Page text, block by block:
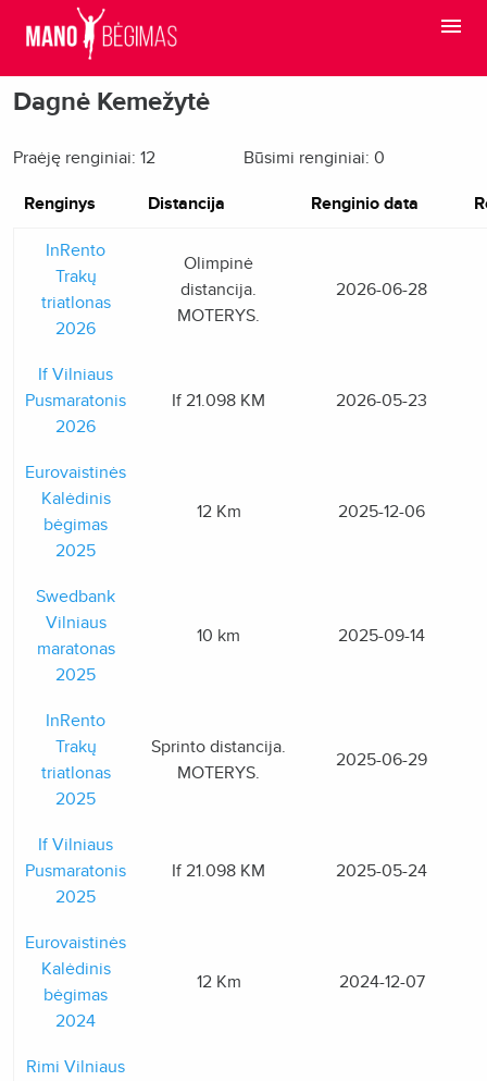
Dagnė Kemežytė
Praėję renginiai: 12 Būsimi renginiai: 0
Renginys Distancija Renginio data
InRento
Trakų
triatlonas
2026
Olimpinė
distancija.
MOTERYS.
2026-06-28
If Vilniaus
Pusmaratonis
2026
If 21.098 KM 2026-05-23
Eurovaistinės
Kalėdinis
bėgimas
2025
12 Km 2025-12-06
Swedbank
Vilniaus
maratonas
2025
10 km 2025-09-14
InRento
Trakų
triatlonas
2025
Sprinto distancija.
MOTERYS.
2025-06-29
If Vilniaus
Pusmaratonis
2025
If 21.098 KM 2025-05-24
Eurovaistinės
Kalėdinis
bėgimas
2024
12 Km 2024-12-07
Rimi Vilniaus